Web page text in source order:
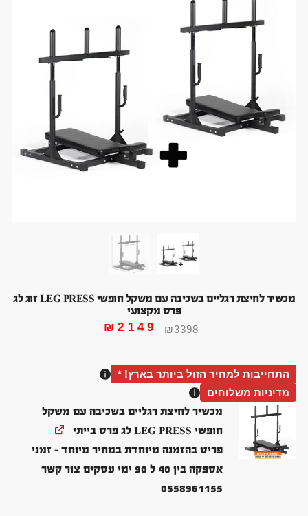
מכשיר לחיצת רגליים בשכיבה עם משקל חופשי LEG PRESS זוג לג
פרס מקצועי
₪3398
₪2149
התחייבות למחיר הזול ביותר בארץ! *
מדיניות משלוחים
מכשיר לחיצת רגליים בשכיבה עם משקל
חופשי LEG PRESS לג פרס בייתי
פריט בהזמנה מיוחדת במחיר מיוחד - זמני
אספקה בין 40 ל 90 ימי עסקים צור קשר
0558961155